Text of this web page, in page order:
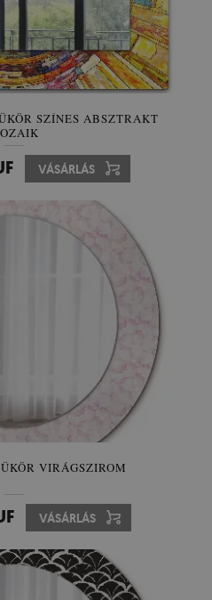
SZÍNES ABSZTRAKT
VÁSÁRLÁS
VIRÁGSZIROM
VÁSÁRLÁS